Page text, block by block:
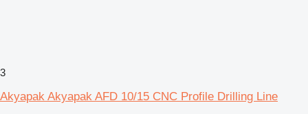
3
Akyapak Akyapak AFD 10/15 CNC Profile Drilling Line